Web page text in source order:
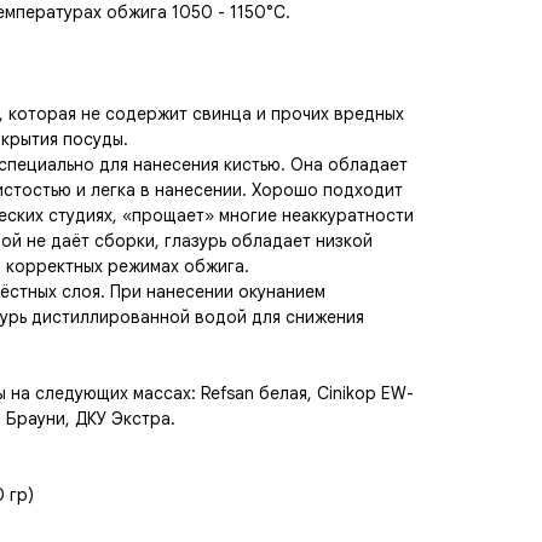
обжига 1050 - 1150°C.
которая не содержит свинца и прочих вредных
посуды.
для нанесения кистью. Она обладает
и легка в нанесении. Хорошо подходит
студиях, «прощает» многие неаккуратности
не даёт сборки, глазурь обладает низкой
режимах обжига.
слоя. При нанесении окунанием
дистиллированной водой для снижения
на следующих массах: Refsan белая, Cinikop EW-
ДКУ Экстра.
гр)